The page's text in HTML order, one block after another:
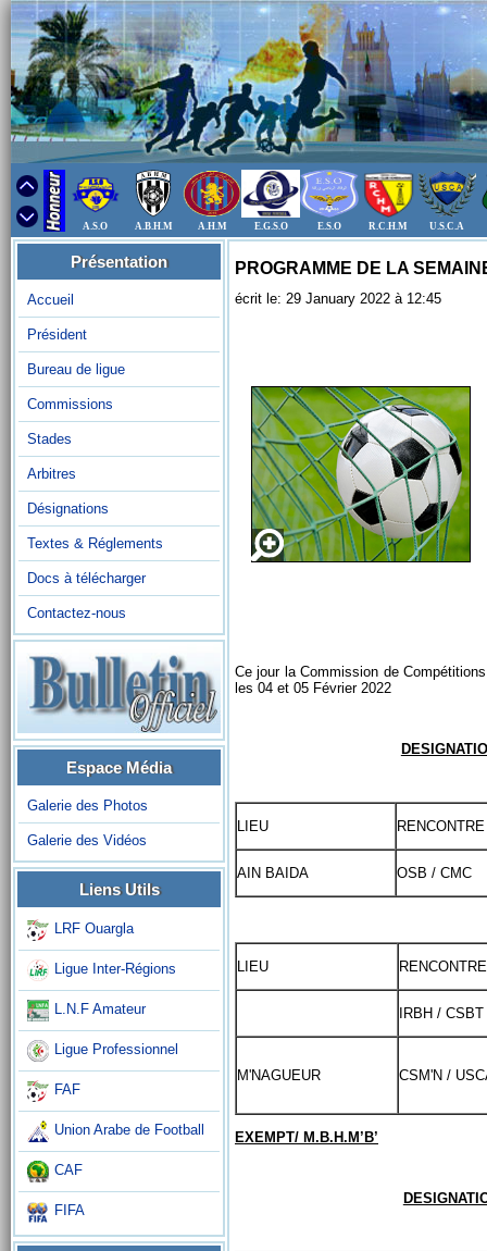
A.S.O A.B.H.M A.H.M E.G.S.O E.S.O R.C.H.M U.S.C.A
Présentation
Accueil
Président
Bureau de ligue
Commissions
Stades
Arbitres
Désignations
Textes & Réglements
Docs à télécharger
Contactez-nous
Espace Média
Galerie des Photos
Galerie des Vidéos
Liens Utils
LRF Ouargla
Ligue Inter-Régions
L.N.F Amateur
Ligue Professionnel
FAF
Union Arabe de Football
CAF
FIFA
PROGRAMME DE LA
écrit le: 29 January 2022 à 12:45
Ce jour la Commission de
les 04 et 05 Février 2022
LIEU RENCONTRE
AIN BAIDA OSB / CMC
LIEU RENCONTRE
IRBH / CSBT
M'NAGUEUR CSM'N /
EXEMPT/ M.B.H.M’B’